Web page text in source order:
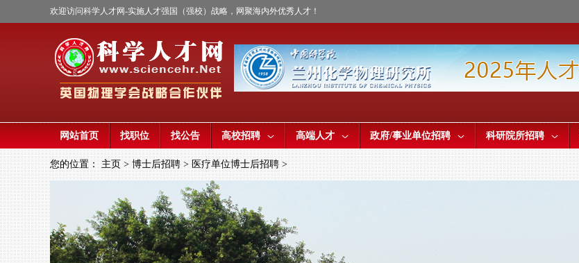
欢迎访问科学人才网-实施人才强国（强校）战略，网聚海内外优秀人才！
网站首页 找职位 找公告 高校招聘 高端人才 政府/事业单位招聘 科研院所招聘
您的位置： 主页 > 博士后招聘 > 医疗单位博士后招聘 >